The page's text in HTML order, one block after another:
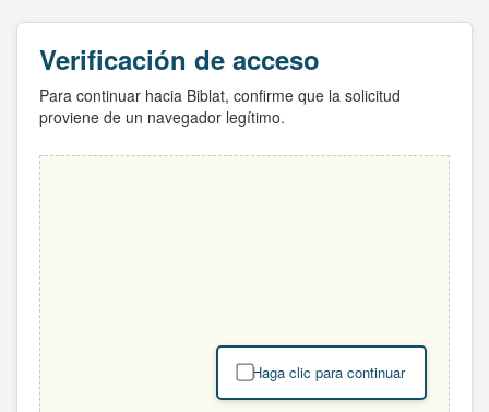
Verificación de acceso
Para continuar hacia Biblat, confirme que la solicitud
proviene de un navegador legítimo.
Haga clic para continuar